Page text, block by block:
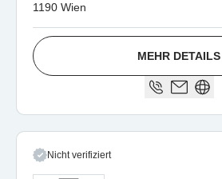
1190 Wien
MEHR DETAILS
Nicht verifiziert